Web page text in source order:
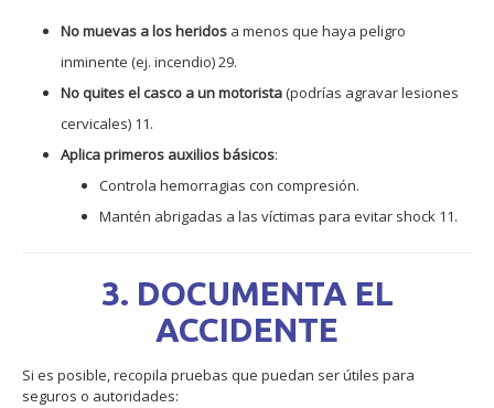
No muevas a los heridos a menos que haya peligro
inminente (ej. incendio)29.
No quites el casco a un motorista(podrías agravar lesiones
cervicales) 11.
Aplica primeros auxilios básicos:
Controla hemorragias con compresión.
Mantén abrigadas a las víctimas para evitar shock 11.
3. DOCUMENTA EL
ACCIDENTE
Si es posible, recopila pruebas que puedan ser útiles para
seguros o autoridades: